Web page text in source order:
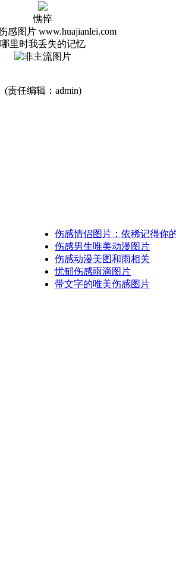
憔悴
哪里时我丢失的记忆
(责任编辑：admin)
伤感情侣图片：依稀记得你
伤感男生唯美动漫图片
伤感动漫美图和雨相关
忧郁伤感雨滴图片
带文字的唯美伤感图片